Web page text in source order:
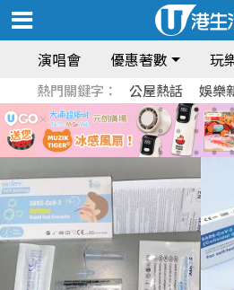
演唱會 優惠著數 玩
熱門關鍵字： 公屋熱話 娛樂